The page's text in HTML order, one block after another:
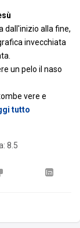
dall'inizio alla fine,
invecchiata
un pelo il naso
vere e
tutto
8.5